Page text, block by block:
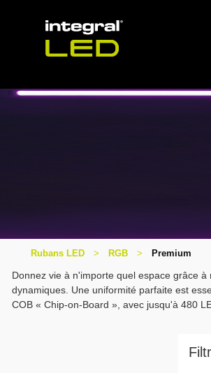
Rubans LED RGB Premium
Donnez vie à n'importe quel espace grâce
dynamiques. Une uniformité parfaite est
COB « Chip-on-Board », avec jusqu'à 480